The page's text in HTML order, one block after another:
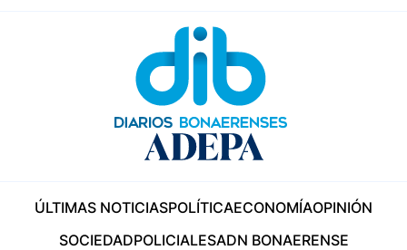
ÚLTIMAS NOTICIASPOLÍTICAECONOMÍAOPINIÓN
SOCIEDADPOLICIALESADN BONAERENSE